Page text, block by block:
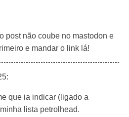
post não coube no mastodon e
e mandar o link lá!
que ia indicar (ligado a
lista petrolhead.